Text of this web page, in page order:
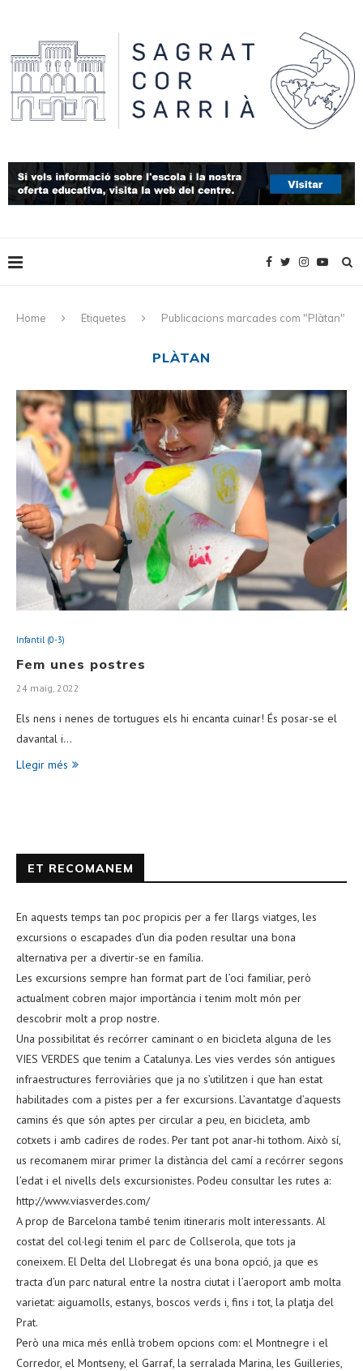
Home Etiquetes Publicacions marcades com "Plàtan"
PLÀTAN
Infantil (0-3)
Fem unes postres
24 maig, 2022
Els nens i nenes de tortugues els hi encanta cuinar! És posar-se el
davantal i…
Llegir més
ET RECOMANEM
En aquests temps tan poc propicis per a fer llargs viatges, les
excursions o escapades d’un dia poden resultar una bona
alternativa per a divertir-se en família.
Les excursions sempre han format part de l’oci familiar, però
actualment cobren major importància i tenim molt món per
descobrir molt a prop nostre.
Una possibilitat és recórrer caminant o en bicicleta alguna de les
VIES VERDES que tenim a Catalunya. Les vies verdes són antigues
infraestructures ferroviàries que ja no s’utilitzen i que han estat
habilitades com a pistes per a fer excursions. L’avantatge d’aquests
camins és que són aptes per circular a peu, en bicicleta, amb
cotxets i amb cadires de rodes. Per tant pot anar-hi tothom. Això sí,
us recomanem mirar primer la distància del camí a recórrer segons
l’edat i el nivells dels excursionistes. Podeu consultar les rutes a:
http://www.viasverdes.com/
A prop de Barcelona també tenim itineraris molt interessants. Al
costat del col·legi tenim el parc de Collserola, que tots ja
coneixem. El Delta del Llobregat és una bona opció, ja que es
tracta d’un parc natural entre la nostra ciutat i l’aeroport amb molta
varietat: aiguamolls, estanys, boscos verds i, fins i tot, la platja del
Prat.
Però una mica més enllà trobem opcions com: el Montnegre i el
Corredor, el Montseny, el Garraf, la serralada Marina, les Guilleries,